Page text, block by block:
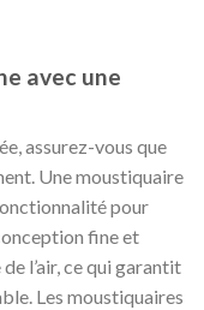
avec une
assurez-vous que
Une moustiquaire
pour
fine et
l’air, ce qui garantit
Les moustiquaires